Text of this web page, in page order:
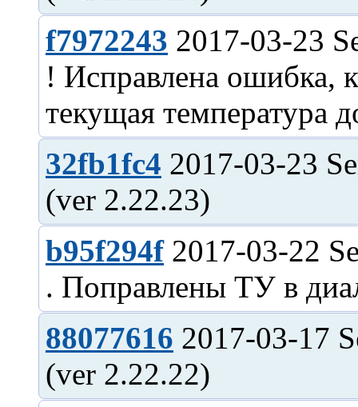
f7972243 2017-03-23
! Исправлена ошибка,
32fb1fc4 2017-03-23
b95f294f2017-03-22
88077616 2017-03-17